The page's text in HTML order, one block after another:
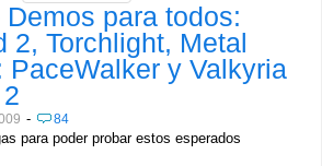
Demos para todos:
2, Torchlight, Metal
PaceWalker y Valkyria
- 84
para poder probar estos esperados